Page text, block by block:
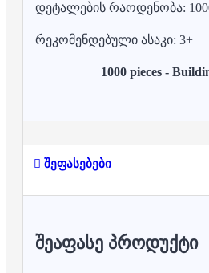
დეტალების რაოდენობა:
რეკომენდებული ასაკი: 3+
1000 pieces -
შეფასებები
ᲨᲔᲐᲤᲐᲡᲔ ᲞᲠᲝᲓᲣᲥᲢᲘ